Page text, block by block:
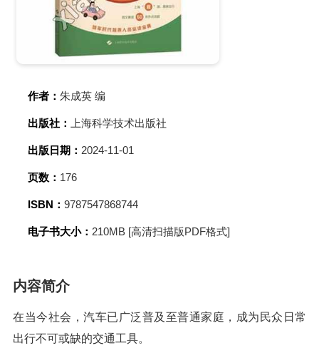
作者： 朱成英 编
出版社： 上海科学技术出版社
出版日期： 2024-11-01
页数： 176
ISBN： 9787547868744
电子书大小： 210MB [高清扫描版PDF格式]
内容简介
在当今社会，汽车已广泛普及至普通家庭，成为民众日常
出行不可或缺的交通工具。